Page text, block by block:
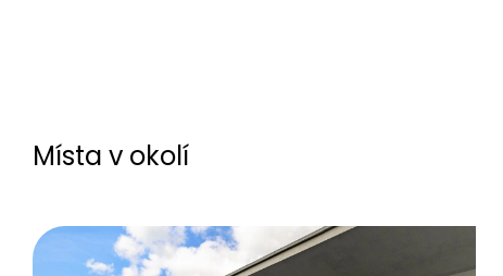
Místa v okolí